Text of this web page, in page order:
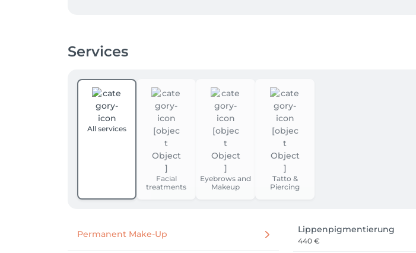
Services
All services
Facial
treatments
Eyebrows and
Makeup
Tatto &
Piercing
Permanent Make-Up Lippenpigmentierung
440 €